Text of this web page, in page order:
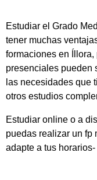
Estudiar el Grado
tener muchas
formaciones en
presenciales pueden
las necesidades que
otros estudios
Estudiar online o a
puedas realizar un fp
adapte a tus horarios-